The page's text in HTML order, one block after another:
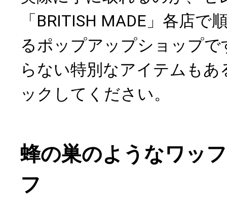
「BRITISH MADE」各店で
るポップアップショップで
らない特別なアイテムも
ックしてください。
蜂の巣のようなワッ
フ